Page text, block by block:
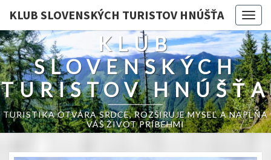
KLUB SLOVENSKÝCH TURISTOV HNÚŠŤA
KLUB
SLOVENSKÝCH
TURISTOV HNÚŠŤA
TURISTIKA OTVÁRA SRDCE, ROZŠIRUJE MYSEĽ A NAPĹŇA
VÁŠ ŽIVOT PRÍBEHMI